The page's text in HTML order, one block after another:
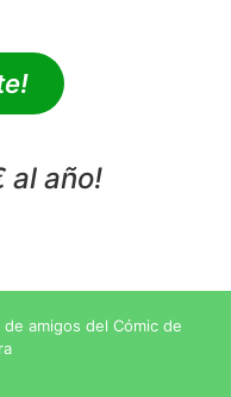
al año!
amigos del Cómic de